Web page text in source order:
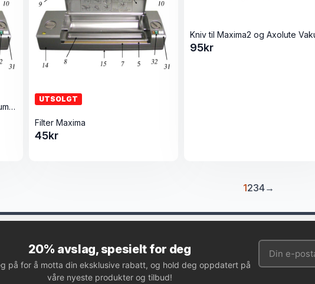
Gummislange Sort lang til vakuumpumpe Maxima og Champion
UTSOLGT
Filter Maxima
45kr
95kr
1234→
20% avslag, spesielt for deg
på for å motta din eksklusive rabatt, og hold deg oppdatert på
våre nyeste produkter og tilbud!